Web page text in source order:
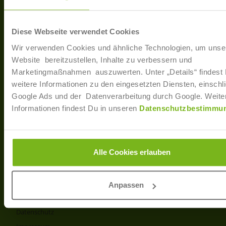
Diese Webseite verwendet Cookies
Wir verwenden Cookies und ähnliche Technologien, um
Website bereitzustellen, Inhalte zu verbessern und
Marketingmaßnahmen auszuwerten. Unter „Details“ findest
weitere Informationen zu den eingesetzten Diensten,
Google Ads und der Datenverarbeitung durch Google.
Informationen findest Du in unseren
Alle Cookies erlauben
Anpassen
40233 Düsseldorf
T: +49 (0)211 / 866 68 - 13
E-Mail: info@joborama.de
Über Uns
Veranstaltungen
Ansprechpartner
Partner
Produkt- und Preisliste
Disclaimer